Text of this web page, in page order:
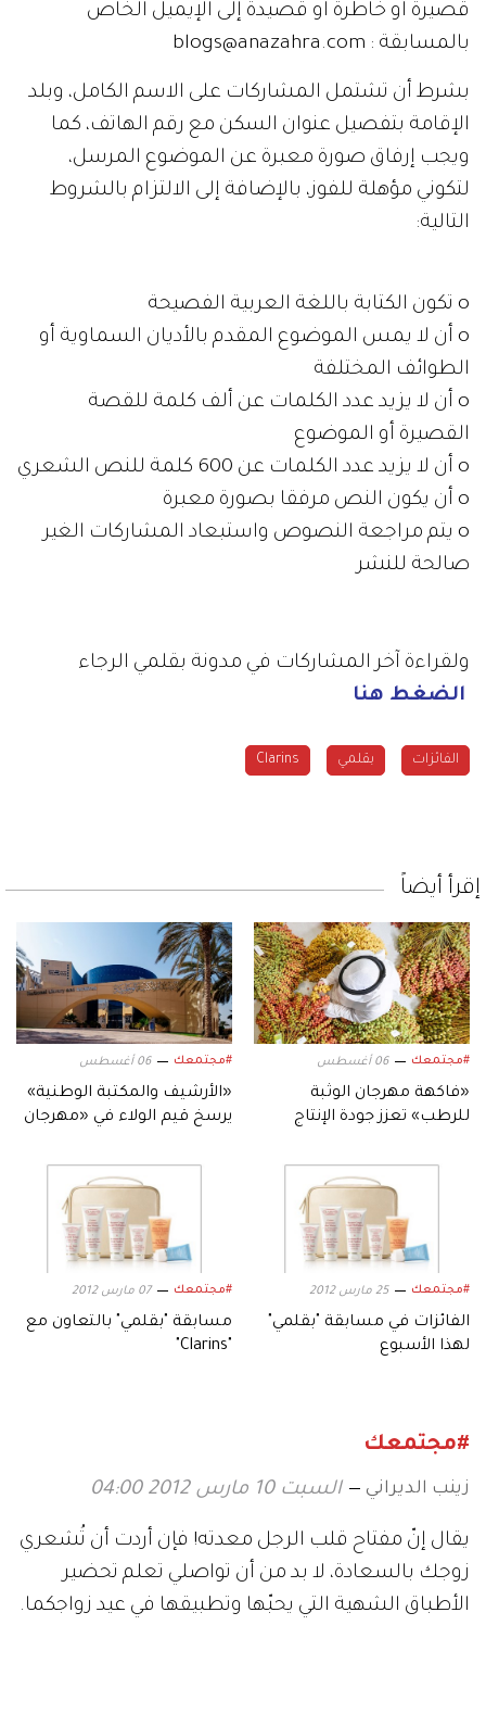
قصيرة أو خاطرة أو قصيدة إلى الإيميل الخاص
بالمسابقة : blogs@anazahra.com
بشرط أن تشتمل المشاركات على الاسم الكامل، وبلد
الإقامة بتفصيل عنوان السكن مع رقم الهاتف، كما
ويجب إرفاق صورة معبرة عن الموضوع المرسل،
لتكوني مؤهلة للفوز، بالإضافة إلى الالتزام بالشروط
التالية:
o تكون الكتابة باللغة العربية الفصيحة
o أن لا يمس الموضوع المقدم بالأديان السماوية أو
الطوائف المختلفة
o أن لا يزيد عدد الكلمات عن ألف كلمة للقصة
القصيرة أو الموضوع
o أن لا يزيد عدد الكلمات عن 600 كلمة للنص الشعري
o أن يكون النص مرفقا بصورة معبرة
o يتم مراجعة النصوص واستبعاد المشاركات الغير
صالحة للنشر
ولقراءة آخر المشاركات في مدونة بقلمي الرجاء
الضغط هنا
الفائزات بقلمي Clarins
إقرأ أيضاً
#مجتمعك 06 أغسطس
«فاكهة مهرجان الوثبة
للرطب» تعزز جودة الإنتاج
#مجتمعك 06 أغسطس
«الأرشيف والمكتبة الوطنية»
يرسخ قيم الولاء في «مهرجان
#مجتمعك 25 مارس 2012
الفائزات في مسابقة "بقلمي"
لهذا الأسبوع
#مجتمعك 07 مارس 2012
مسابقة "بقلمي" بالتعاون مع
#مجتمعك
زينب الديراني السبت 10 مارس 2012 04:00
يقال إنّ مفتاح قلب الرجل معدته! فإن أردت أن تُشعري
زوجك بالسعادة، لا بد من أن تواصلي تعلم تحضير
الأطباق الشهية التي يحبّها وتطبيقها في عيد زواجكما.